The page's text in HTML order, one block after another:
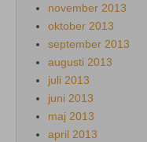
november 2013
oktober 2013
september 2013
augusti 2013
juli 2013
juni 2013
maj 2013
april 2013